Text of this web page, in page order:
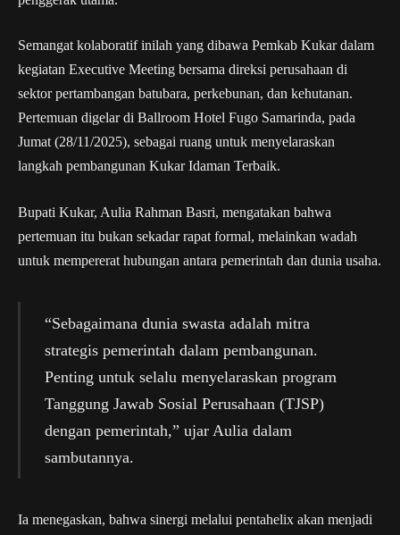
Semangat kolaboratif inilah yang dibawa Pemkab Kukar dalam
kegiatan Executive Meeting bersama direksi perusahaan di
sektor pertambangan batubara, perkebunan, dan kehutanan.
Pertemuan digelar di Ballroom Hotel Fugo Samarinda, pada
Jumat (28/11/2025), sebagai ruang untuk menyelaraskan
langkah pembangunan Kukar Idaman Terbaik.
Bupati Kukar, Aulia Rahman Basri, mengatakan bahwa
pertemuan itu bukan sekadar rapat formal, melainkan wadah
untuk mempererat hubungan antara pemerintah dan dunia usaha.
“Sebagaimana dunia swasta adalah mitra
strategis pemerintah dalam pembangunan.
Penting untuk selalu menyelaraskan program
Tanggung Jawab Sosial Perusahaan (TJSP)
dengan pemerintah,” ujar Aulia dalam
sambutannya.
Ia menegaskan, bahwa sinergi melalui pentahelix akan menjadi